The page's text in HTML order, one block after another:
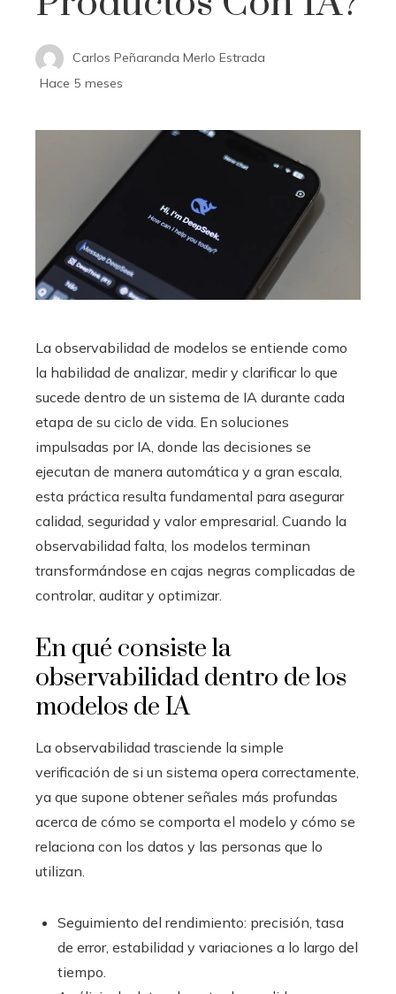
Carlos Peñaranda Merlo Estrada
Hace 5 meses
La observabilidad de modelos se entiende como
la habilidad de analizar, medir y clarificar lo que
sucede dentro de un sistema de IA durante cada
etapa de su ciclo de vida. En soluciones
impulsadas por IA, donde las decisiones se
ejecutan de manera automática y a gran escala,
esta práctica resulta fundamental para asegurar
calidad, seguridad y valor empresarial. Cuando la
observabilidad falta, los modelos terminan
transformándose en cajas negras complicadas de
controlar, auditar y optimizar.
En qué consiste la
observabilidad dentro de los
modelos de IA
La observabilidad trasciende la simple
verificación de si un sistema opera correctamente,
ya que supone obtener señales más profundas
acerca de cómo se comporta el modelo y cómo se
relaciona con los datos y las personas que lo
utilizan.
Seguimiento del rendimiento: precisión, tasa
de error, estabilidad y variaciones a lo largo del
tiempo.